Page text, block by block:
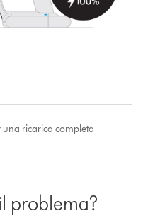
ricarica completa
problema?